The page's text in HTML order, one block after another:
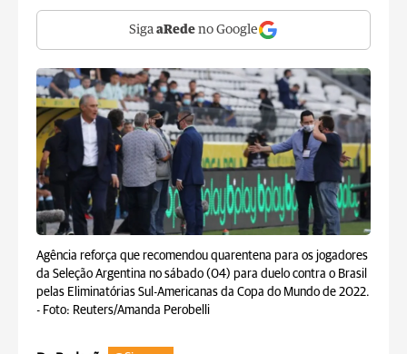
Siga aRede no Google
Agência reforça que recomendou quarentena para os jogadores
da Seleção Argentina no sábado (04) para duelo contra o Brasil
pelas Eliminatórias Sul-Americanas da Copa do Mundo de 2022.
- Foto: Reuters/Amanda Perobelli